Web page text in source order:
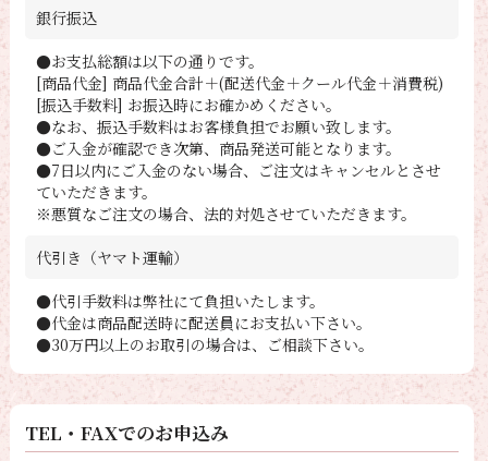
銀行振込
●お支払総額は以下の通りです。
[商品代金] 商品代金合計＋(配送代金＋クール代金＋消費税)
[振込手数料] お振込時にお確かめください。
●なお、振込手数料はお客様負担でお願い致します。
●ご入金が確認でき次第、商品発送可能となります。
●7日以内にご入金のない場合、ご注文はキャンセルとさせ
ていただきます。
※悪質なご注文の場合、法的対処させていただきます。
代引き（ヤマト運輸）
●代引手数料は弊社にて負担いたします。
●代金は商品配送時に配送員にお支払い下さい。
●30万円以上のお取引の場合は、ご相談下さい。
TEL・FAXでのお申込み